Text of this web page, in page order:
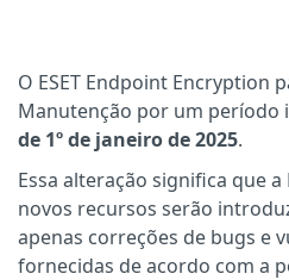
O ESET Endpoint Encryption
Manutenção por um período
de 1º de janeiro de 2025.
Essa alteração significa que a
novos recursos serão
apenas correções de bugs e
fornecidas de acordo com a